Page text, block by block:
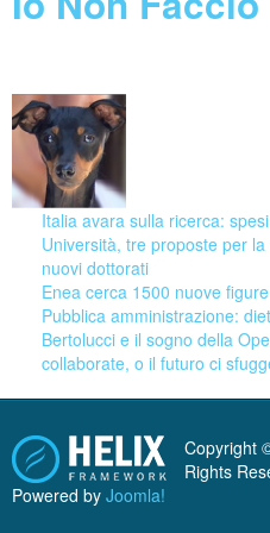
Italia avara sulla ricerca:
Università, tre proposte per
nuovi dottorati
Enea cerca 1500 nuove
Pubblica amministrazione:
Bertolucci e il sogno della
collaborate, o il futuro ci
Copyright
Rights
Powered by Joomla!